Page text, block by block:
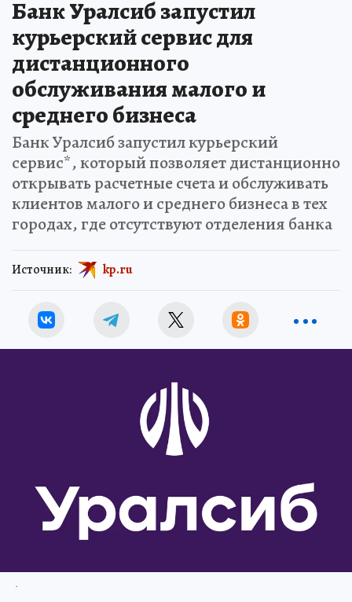
Банк Уралсиб запустил
курьерский сервис для
дистанционного
обслуживания малого и
среднего бизнеса
Банк Уралсиб запустил курьерский
сервис*, который позволяет дистанционно
открывать расчетные счета и обслуживать
клиентов малого и среднего бизнеса в тех
городах, где отсутствуют отделения банка
Источник: kp.ru
.